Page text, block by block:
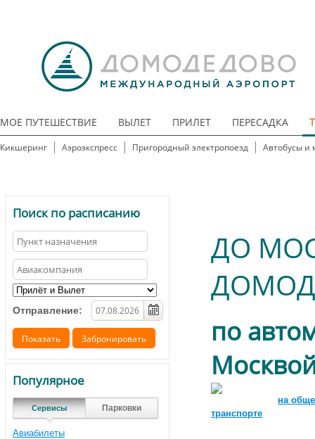
МОЕ ПУТЕШЕСТВИЕ ВЫЛЕТ ПРИЛЕТ ПЕРЕСАДКА
Кикшеринг Аэроэкспресс Пригородный электропоезд Автобусы и
Поиск по расписанию
Отправление:
Популярное
Сервисы Парковки
Авиабилеты
ДО
по
на
транспорте